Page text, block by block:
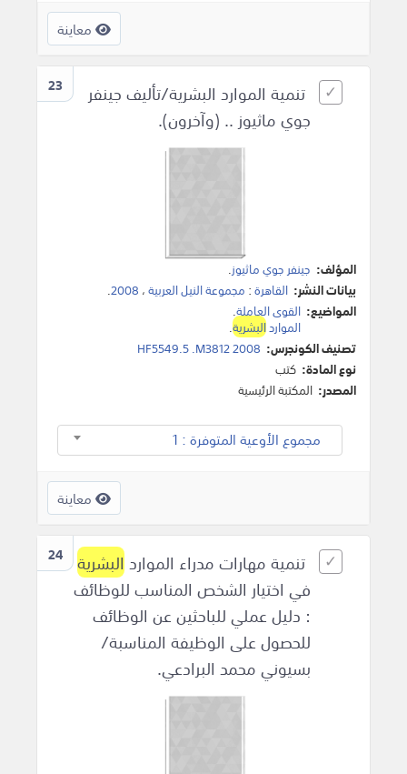
معاينة
23
تنمية الموارد البشرية/تأليف جينفر
جوي ماثيوز .. (وآخرون).
المؤلف: جينفر جوي ماثيوز.
بيانات النشر: القاهرة: مجموعة النيل العربية، 2008
.
المواضيع: القوى العاملة.
المواردالبشرية.
تصنيف الكونجرس: HF5549.5 .M3812 2008
نوع المادة: كتب
المصدر: المكتبة الرئيسية
مجموع الأوعية المتوفرة : 1
معاينة
24 تنمية مهارات مدراء المواردالبشرية
في اختيار الشخص المناسب للوظائف
: دليل عملي للباحثين عن الوظائف
للحصول على الوظيفة المناسبة/
بسيوني محمد البرادعي.